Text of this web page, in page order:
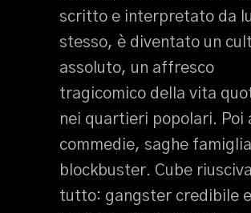
scritto e interpretato da
stesso, è diventato un cult
assoluto, un affresco
tragicomico della vita
nei quartieri popolari. Poi
commedie, saghe
blockbuster. Cube
tutto: gangster credibile